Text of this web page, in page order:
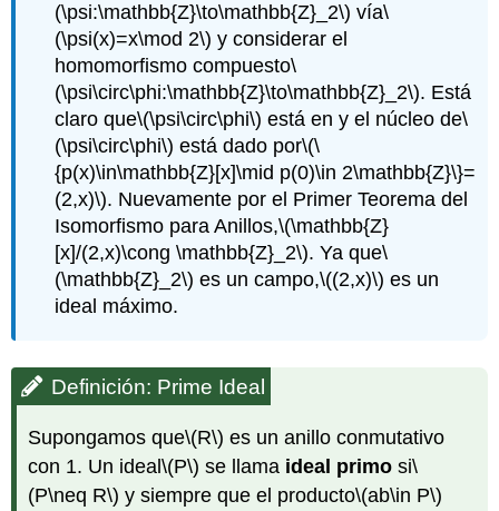
(\psi:\mathbb{Z}\to\mathbb{Z}_2\) vía\
(\psi(x)=x\mod 2\) y considerar el
homomorfismo compuesto\
(\psi\circ\phi:\mathbb{Z}\to\mathbb{Z}_2\). Está
claro que\(\psi\circ\phi\) está en y el núcleo de\
(\psi\circ\phi\) está dado por\(\
{p(x)\in\mathbb{Z}[x]\mid p(0)\in 2\mathbb{Z}\}=
(2,x)\). Nuevamente por el Primer Teorema del
Isomorfismo para Anillos,\(\mathbb{Z}
[x]/(2,x)\cong \mathbb{Z}_2\). Ya que\
(\mathbb{Z}_2\) es un campo,\((2,x)\) es un
ideal máximo.
Definición: Prime Ideal
Supongamos que\(R\) es un anillo conmutativo
con 1. Un ideal\(P\) se llama ideal primo si\
(P\neq R\) y siempre que el producto\(ab\in P\)